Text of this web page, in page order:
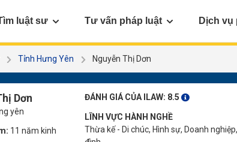
luật sư Tư vấn pháp luật Dịch vụ
Tỉnh Hưng Yên Nguyễn Thị Dơn
Dơn
yên
11 năm kinh
ĐÁNH GIÁ CỦA ILAW: 8.5
LĨNH VỰC HÀNH NGHỀ
Thừa kế - Di chúc, Hình sự, Doanh